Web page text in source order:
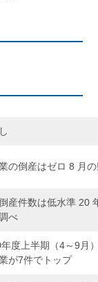
の倒産はゼロ 8 月
産件数は低水準 20
べ
度上半期（4～9月
が7件でトップ